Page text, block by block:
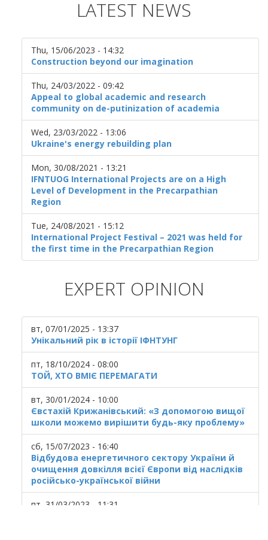
LATEST NEWS
Thu, 15/06/2023 - 14:32
Construction beyond our imagination
Thu, 24/03/2022 - 09:42
Appeal to global academic and research
community on de-putinization of academia
Wed, 23/03/2022 - 13:06
Ukraine's energy rebuilding plan
Mon, 30/08/2021 - 13:21
IFNTUOG International Projects are on a High
Level of Development in the Precarpathian
Region
Tue, 24/08/2021 - 15:12
International Project Festival – 2021 was held for
the first time in the Precarpathian Region
EXPERT OPINION
вт, 07/01/2025 - 13:37
Унікальний рік в історії ІФНТУНГ
пт, 18/10/2024 - 08:00
ТОЙ, ХТО ВМІЄ ПЕРЕМАГАТИ
вт, 30/01/2024 - 10:00
Євстахій Крижанівський: «З допомогою вищої
школи можемо вирішити будь-яку проблему»
сб, 15/07/2023 - 16:40
Відбудова енергетичного сектору України й
очищення довкілля всієї Європи від наслідків
російсько-української війни
пт, 31/03/2023 - 11:31